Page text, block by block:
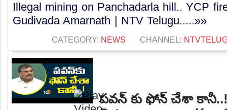
Illegal mining on Panchadarla hill.. YCP
Gudivada Amarnath | NTV Telugu.....»»
CATEGORY: NEWS CHANNEL:
పవన్ కు ఫోన్ చేశా